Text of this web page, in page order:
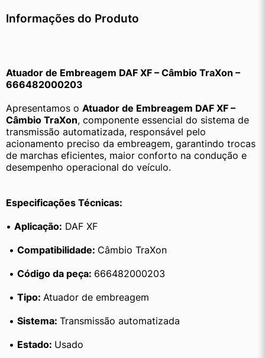
Informações do Produto
Atuador de Embreagem DAF XF – Câmbio TraXon –
666482000203
Apresentamos o Atuador de Embreagem DAF XF –
Câmbio TraXon, componente essencial do sistema de
transmissão automatizada, responsável pelo
acionamento preciso da embreagem, garantindo trocas
de marchas eficientes, maior conforto na condução e
desempenho operacional do veículo.
Especificações Técnicas:
• Aplicação: DAF XF
• Compatibilidade: Câmbio TraXon
• Código da peça: 666482000203
• Tipo: Atuador de embreagem
• Sistema: Transmissão automatizada
• Estado: Usado